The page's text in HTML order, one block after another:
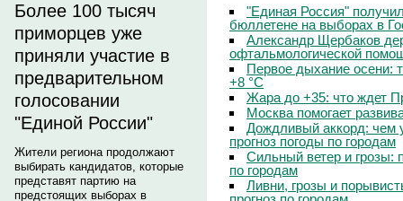
Более 100 тысяч
приморцев уже
приняли участие в
предварительном
голосовании
"Единой России"
Жители региона продолжают
выбирать кандидатов, которые
представят партию на
предстоящих выборах в
"Единая Россия"
бюллетене на выборах в
Александр Щербаков
офтальмологической
Первое дыхание осени:
+8 °C
Жара до +35: что ждет
Москва помогает
Дождливый аккорд: чем
прогноз погоды по городам
Сильный ветер и грозы:
по городам
Ливни, грозы и